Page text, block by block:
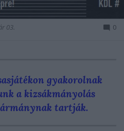
03. 0
gyakorolnak
a kizsákmányolás
tartják.